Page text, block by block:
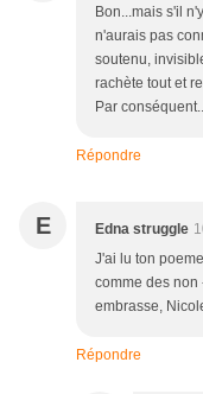
Bon...mais s'il
n'aurais pas
soutenu,
rachète tout et
Par
Répondre
E Edna struggle
J'ai lu ton
comme des non
embrasse,
Répondre